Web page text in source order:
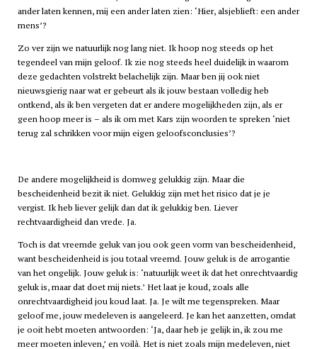
ander laten kennen, mij een ander laten zien: ‘Hier, alsjeblieft: een ander
mens’?
Zo ver zijn we natuurlijk nog lang niet. Ik hoop nog steeds op het
tegendeel van mijn geloof. Ik zie nog steeds heel duidelijk in waarom
deze gedachten volstrekt belachelijk zijn. Maar ben jij ook niet
nieuwsgierig naar wat er gebeurt als ik jouw bestaan volledig heb
ontkend, als ik ben vergeten dat er andere mogelijkheden zijn, als er
geen hoop meer is – als ik om met Kars zijn woorden te spreken ‘niet
terug zal schrikken voor mijn eigen geloofsconclusies’?
De andere mogelijkheid is domweg gelukkig zijn. Maar die
bescheidenheid bezit ik niet. Gelukkig zijn met het risico dat je je
vergist. Ik heb liever gelijk dan dat ik gelukkig ben. Liever
rechtvaardigheid dan vrede. Ja.
Toch is dat vreemde geluk van jou ook geen vorm van bescheidenheid,
want bescheidenheid is jou totaal vreemd. Jouw geluk is de arrogantie
van het ongelijk. Jouw geluk is: ‘natuurlijk weet ik dat het onrechtvaardig
geluk is, maar dat doet mij niets.’ Het laat je koud, zoals alle
onrechtvaardigheid jou koud laat. Ja. Je wilt me tegenspreken. Maar
geloof me, jouw medeleven is aangeleerd. Je kan het aanzetten, omdat
je ooit hebt moeten antwoorden: ‘Ja, daar heb je gelijk in, ik zou me
meer moeten inleven,’ en voilà. Het is niet zoals mijn medeleven, niet